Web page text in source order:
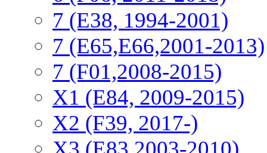
7 (E38, 1994-2001)
7 (E65,E66,2001-2013)
7 (F01,2008-2015)
X1 (E84, 2009-2015)
Х2 (F39, 2017-)